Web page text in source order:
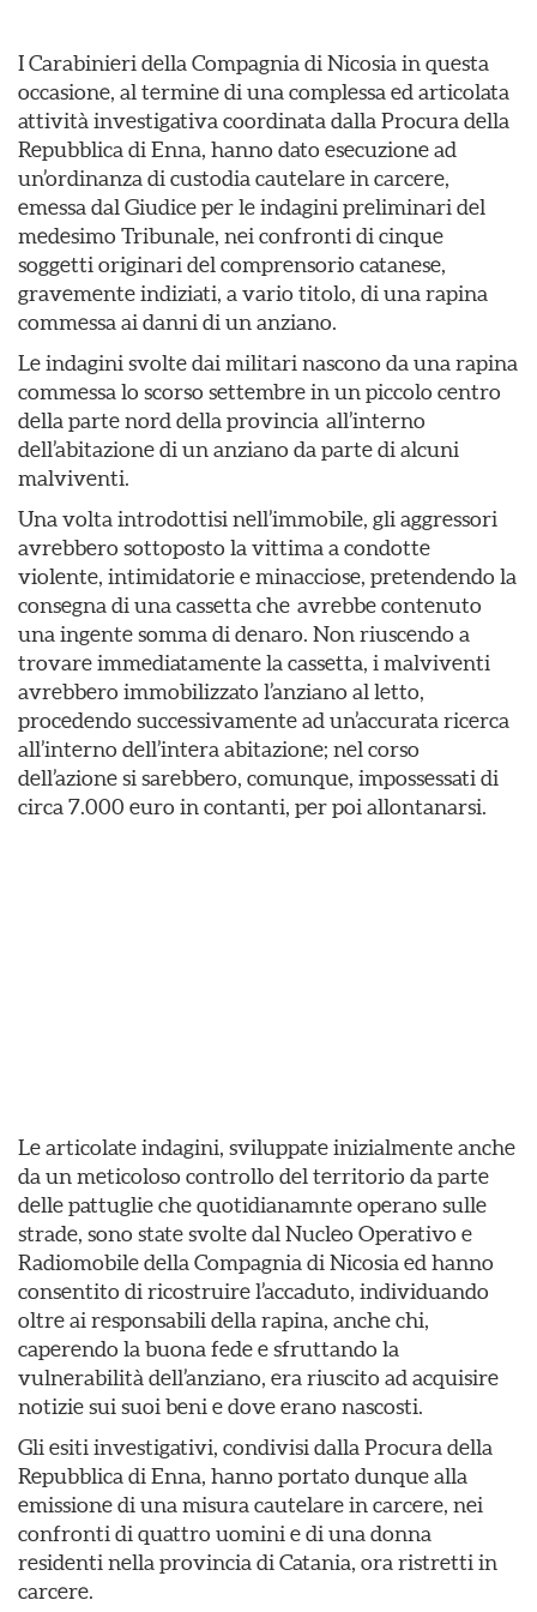
I Carabinieri della Compagnia di Nicosia in questa
occasione, al termine di una complessa ed articolata
attività investigativa coordinata dalla Procura della
Repubblica di Enna, hanno dato esecuzione ad
un’ordinanza di custodia cautelare in carcere,
emessa dal Giudice per le indagini preliminari del
medesimo Tribunale, nei confronti di cinque
soggetti originari del comprensorio catanese,
gravemente indiziati, a vario titolo, di una rapina
commessa ai danni di un anziano.
Le indagini svolte dai militari nascono da una rapina
commessa lo scorso settembre in un piccolo centro
della parte nord della provincia all’interno
dell’abitazione di un anziano da parte di alcuni
malviventi.
Una volta introdottisi nell’immobile, gli aggressori
avrebbero sottoposto la vittima a condotte
violente, intimidatorie e minacciose, pretendendo la
consegna di una cassetta che avrebbe contenuto
una ingente somma di denaro. Non riuscendo a
trovare immediatamente la cassetta, i malviventi
avrebbero immobilizzato l’anziano al letto,
procedendo successivamente ad un’accurata ricerca
all’interno dell’intera abitazione; nel corso
dell’azione si sarebbero, comunque, impossessati di
circa 7.000 euro in contanti, per poi allontanarsi.
Le articolate indagini, sviluppate inizialmente anche
da un meticoloso controllo del territorio da parte
delle pattuglie che quotidianamnte operano sulle
strade, sono state svolte dal Nucleo Operativo e
Radiomobile della Compagnia di Nicosia ed hanno
consentito di ricostruire l’accaduto, individuando
oltre ai responsabili della rapina, anche chi,
caperendo la buona fede e sfruttando la
vulnerabilità dell’anziano, era riuscito ad acquisire
notizie sui suoi beni e dove erano nascosti.
Gli esiti investigativi, condivisi dalla Procura della
Repubblica di Enna, hanno portato dunque alla
emissione di una misura cautelare in carcere, nei
confronti di quattro uomini e di una donna
residenti nella provincia di Catania, ora ristretti in
carcere.